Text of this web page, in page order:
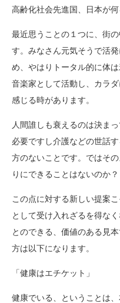
高齢化社会先進国、日本が何
最近思うことの１つに、街
す。みなさん元気そうで活
め、やはりトータル的に体
音楽家として活動し、カラ
感じる時があります。
人間誰しも衰えるのは決ま
必要ですし介護などの世話
方のないことです。ではそ
りにできることはないのか？
この点に対する新しい提案
として受け入れざるを得な
とのできる、価値のある見
方は以下になります。
「健康はエチケット」
健康でいる、ということは